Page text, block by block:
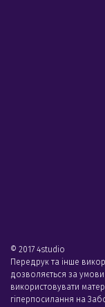
© 2017 4studio
Передрук та інше
дозволяється за
використовувати
гіперпосилання на